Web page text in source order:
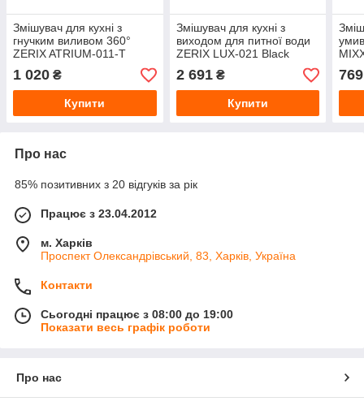
Змішувач для кухні з
гнучким виливом 360°
ZERIX ATRIUM-011-T
(ZX4720) нерж.сталь
хром, гайка
1 020 ₴
Купити
Змішувач для кухні з
виходом для питної води
ZERIX LUX-021 Black
SUS304 (ZX4870) Чорний
матовий, нерж. сталь,
кріплення гайка
2 691₴
Купити
769
Про нас
85% позитивних з 20 відгуків за рік
Працює з 23.04.2012
м. Харків
Проспект Олександрівський, 83, Харків, Україна
Контакти
Сьогодні працює з 08:00 до 19:00
Показати весь графік роботи
Про нас